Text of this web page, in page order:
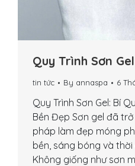
Quy Trình Sơn
tin tức By annaspa 6
Quy Trình Sơn Gel: Bí
Bền Đẹp Sơn gel đã
pháp làm đẹp móng
bền, sáng bóng và
Không giống như sơn